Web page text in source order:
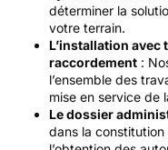
déterminer la
votre terrain.
L’installation avec
raccordement :
l’ensemble des
mise en service de
Le dossier
dans la